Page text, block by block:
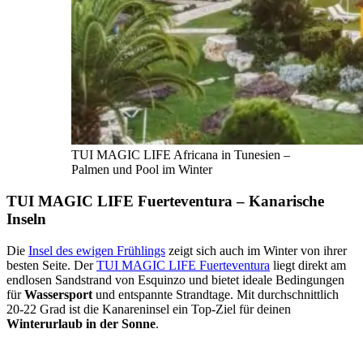
TUI MAGIC LIFE Africana in Tunesien –
Palmen und Pool im Winter
TUI MAGIC LIFE Fuerteventura – Kanarische
Inseln
Die Insel des ewigen Frühlings zeigt sich auch im Winter von ihrer
besten Seite. DerTUI MAGIC LIFE Fuerteventura liegt direkt am
endlosen Sandstrand von Esquinzo und bietet ideale Bedingungen
fürWassersport und entspannte Strandtage. Mit durchschnittlich
20-22 Grad ist die Kanareninsel ein Top-Ziel für deinen
Winterurlaub in der Sonne.